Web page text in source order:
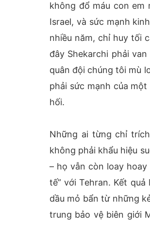
không đổ máu con
Israel, và sức mạnh
nhiều năm, chỉ huy tối
đây Shekarchi phải
quân đội chúng tôi mù
phải sức mạnh của
hối.
Những ai từng chỉ
không phải khẩu hiệu
– họ vẫn còn loay hoay
tế” với Tehran. Kết
dầu mỏ bẩn từ những
trung bảo vệ biên giới